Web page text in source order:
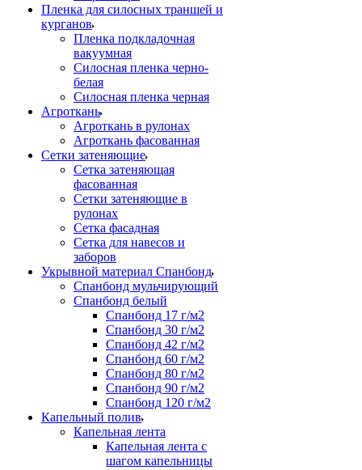
Пленка для силосных траншей и
курганов
Пленка подкладочная
вакуумная
Силосная пленка черно-
белая
Силосная пленка черная
Агроткань
Агроткань в рулонах
Агроткань фасованная
Сетки затеняющие
Сетка затеняющая
фасованная
Сетки затеняющие в
рулонах
Сетка фасадная
Сетка для навесов и
заборов
Укрывной материал Спанбонд
Спанбонд мульчирующий
Спанбонд белый
Спанбонд 17 г/м2
Спанбонд 30 г/м2
Спанбонд 42 г/м2
Спанбонд 60 г/м2
Спанбонд 80 г/м2
Спанбонд 90 г/м2
Спанбонд 120 г/м2
Капельный полив
Капельная лента
Капельная лента с
шагом капельницы